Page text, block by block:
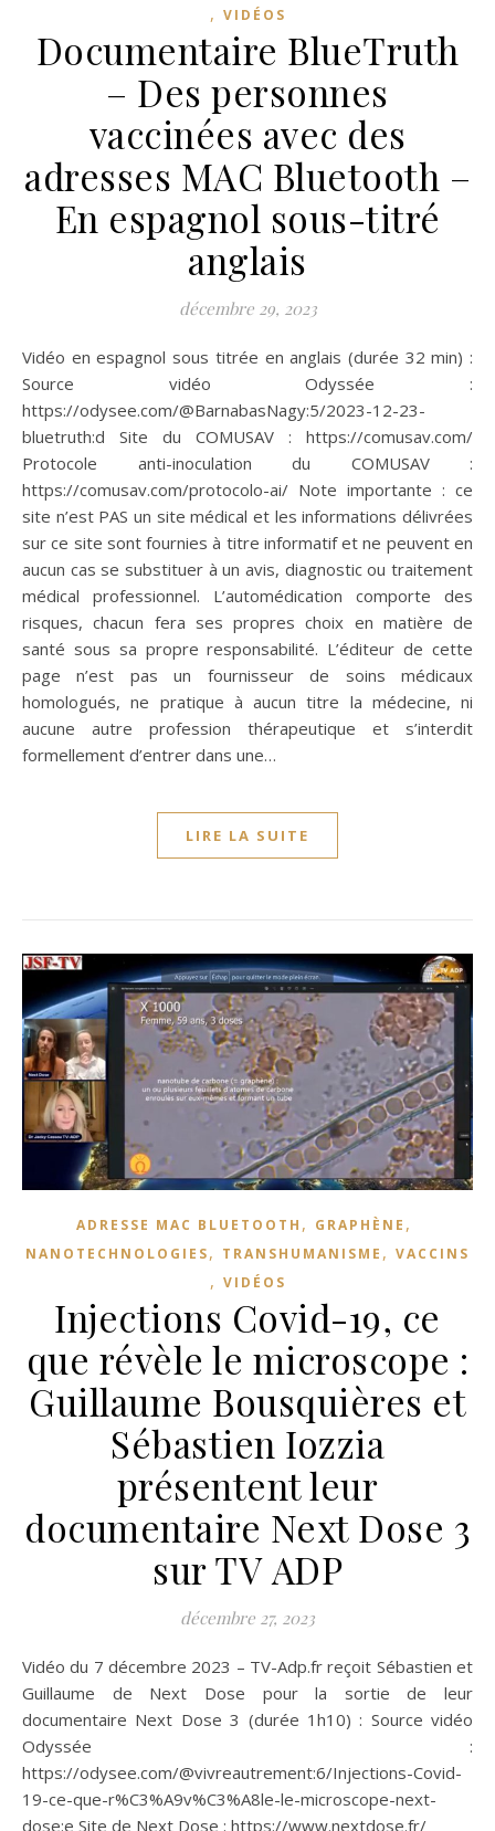
, VIDÉOS
Documentaire BlueTruth
– Des personnes
vaccinées avec des
adresses MAC Bluetooth –
En espagnol sous-titré
anglais
décembre 29, 2023
Vidéo en espagnol sous titrée en anglais (durée 32 min) :
Source vidéo Odyssée :
https://odysee.com/@BarnabasNagy:5/2023-12-23-
bluetruth:d Site du COMUSAV : https://comusav.com/
Protocole anti-inoculation du COMUSAV :
https://comusav.com/protocolo-ai/ Note importante : ce
site n’est PAS un site médical et les informations délivrées
sur ce site sont fournies à titre informatif et ne peuvent en
aucun cas se substituer à un avis, diagnostic ou traitement
médical professionnel. L’automédication comporte des
risques, chacun fera ses propres choix en matière de
santé sous sa propre responsabilité. L’éditeur de cette
page n’est pas un fournisseur de soins médicaux
homologués, ne pratique à aucun titre la médecine, ni
aucune autre profession thérapeutique et s’interdit
formellement d’entrer dans une…
LIRE LA SUITE
ADRESSE MAC BLUETOOTH , GRAPHÈNE ,
NANOTECHNOLOGIES, TRANSHUMANISME , VACCINS
, VIDÉOS
Injections Covid-19, ce
que révèle le microscope :
Guillaume Bousquières et
Sébastien Iozzia
présentent leur
documentaire Next Dose 3
sur TV ADP
décembre 27, 2023
Vidéo du 7 décembre 2023 – TV-Adp.fr reçoit Sébastien et
Guillaume de Next Dose pour la sortie de leur
documentaire Next Dose 3 (durée 1h10) : Source vidéo
Odyssée :
https://odysee.com/@vivreautrement:6/Injections-Covid-
19-ce-que-r%C3%A9v%C3%A8le-le-microscope-next-
dose:e Site de Next Dose : https://www.nextdose.fr/